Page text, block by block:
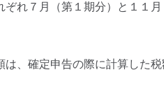
れ７月（第１期分）と１１
、確定申告の際に計算した